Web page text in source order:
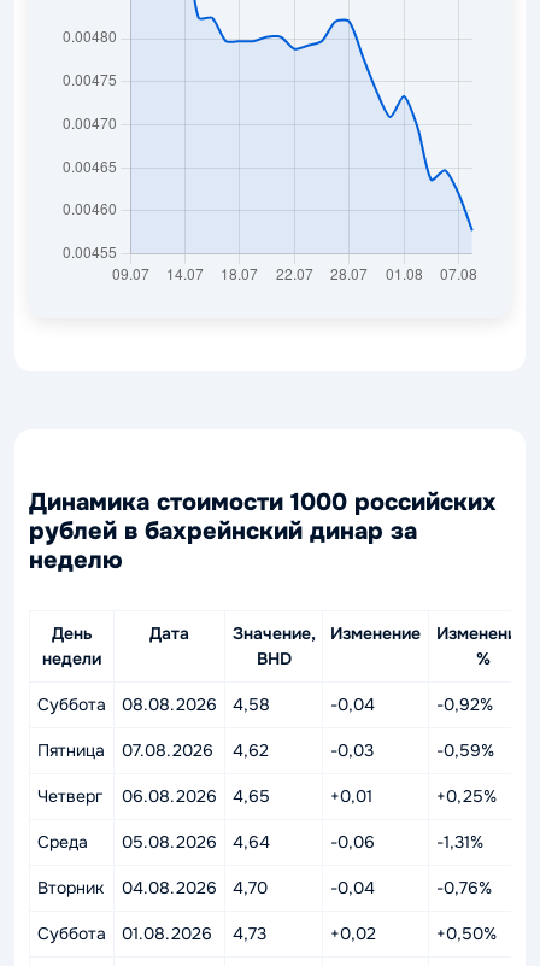
Динамика стоимости 1000 российских
рублей в бахрейнский динар за
неделю
День
недели
Дата
Значение,
BHD
Изменение
Изменение,
%
Суббота 08.08.2026 4,58 -0,04 -0,92%
Пятница 07.08.2026 4,62 -0,03 -0,59%
Четверг 06.08.2026 4,65 +0,01 +0,25%
Среда 05.08.2026 4,64 -0,06 -1,31%
Вторник 04.08.2026 4,70 -0,04 -0,76%
Суббота 01.08.2026 4,73 +0,02 +0,50%